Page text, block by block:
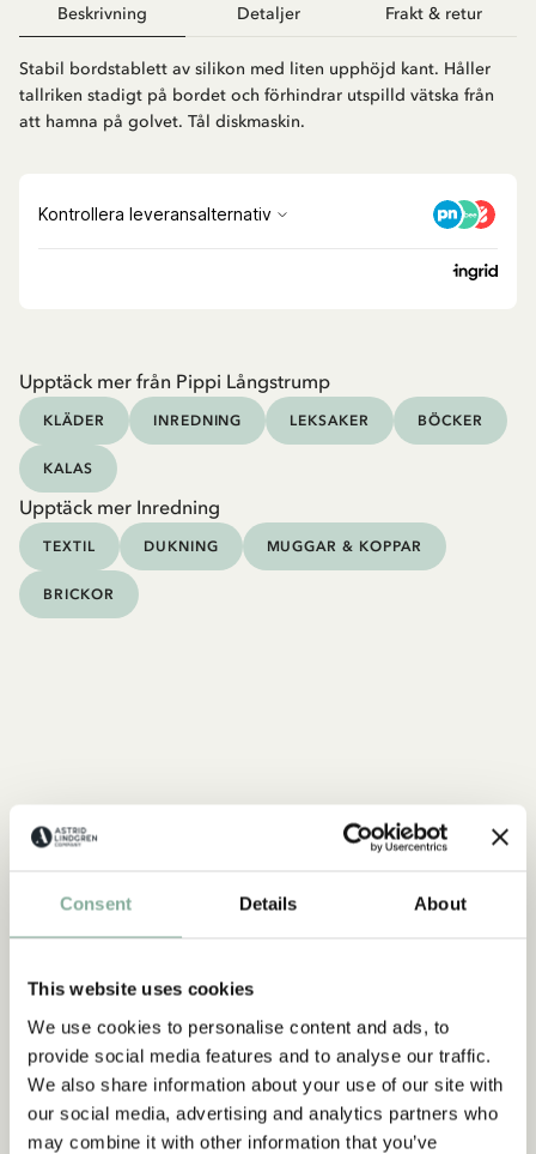
Consent Details About
This website uses cookies
We use cookies to personalise content and ads, to
provide social media features and to analyse our traffic.
We also share information about your use of our site with
our social media, advertising and analytics partners who
may combine it with other information that you’ve
Beskrivning Detaljer Frakt & retur
Stabil bordstablett av silikon med liten upphöjd kant. Håller
tallriken stadigt på bordet och förhindrar utspilld vätska från
att hamna på golvet. Tål diskmaskin.
Upptäck mer från Pippi Långstrump
KLÄDER INREDNING LEKSAKER BÖCKER
KALAS
Upptäck mer Inredning
TEXTIL DUKNING MUGGAR & KOPPAR
BRICKOR